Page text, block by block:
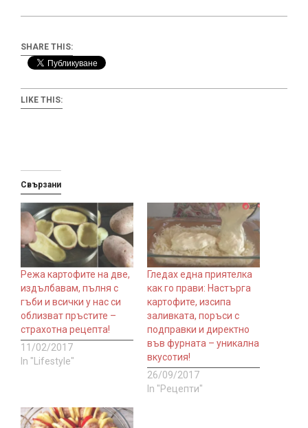
SHARE THIS:
LIKE THIS:
Свързани
Режа картофите на две,
издълбавам, пълня с
гъби и всички у нас си
облизват пръстите –
страхотна рецепта!
11/02/2017
In "Lifestyle"
Гледах една приятелка
как го прави: Настърга
картофите, изсипа
заливката, поръси с
подправки и директно
във фурната – уникална
вкусотия!
26/09/2017
In "Рецепти"